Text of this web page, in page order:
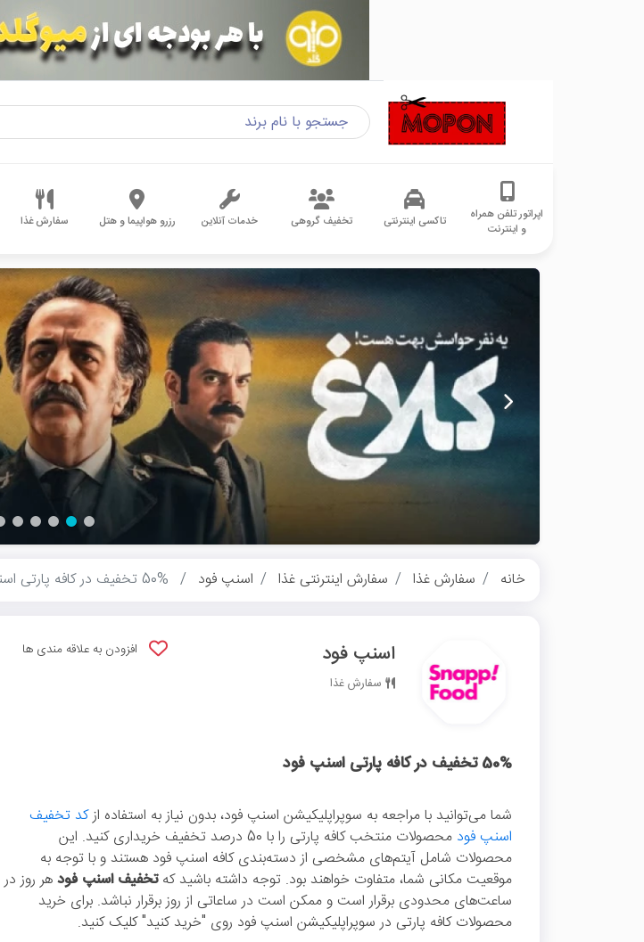
اپراتور تلفن همراه
و اینترنت
تاکسی اینترنتی تخفیف گروهی خدمات آنلاین رزرو هواپیما و هتل سفارش غذا
خانه سفارش غذا سفارش اینترنتی غذا اسنپ فود
اسنپ فود
سفارش غذا
افزودن به علاقه مندی ها
50% تخفیف در کافه پارتی اسنپ فود
شما می‌توانید با مراجعه به سوپراپلیکیشن اسنپ فود، بدون نیاز به استفاده ازکد تخفیف
اسنپ فود
محصولات منتخب کافه پارتی را با 50 درصد تخفیف خریداری کنید. این
محصولات شامل آیتم‌های مشخصی از دسته‌بندی کافه اسنپ فود هستند و با توجه به
موقعیت مکانی شما، متفاوت خواهند بود. توجه داشته باشید کهتخفیف اسنپ فودهر روز در
ساعت‌های محدودی برقرار است و ممکن است در ساعاتی از روز برقرار نباشد. برای خرید
محصولات کافه پارتی در سوپراپلیکیشن اسنپ فود روی "خرید کنید" کلیک کنید.